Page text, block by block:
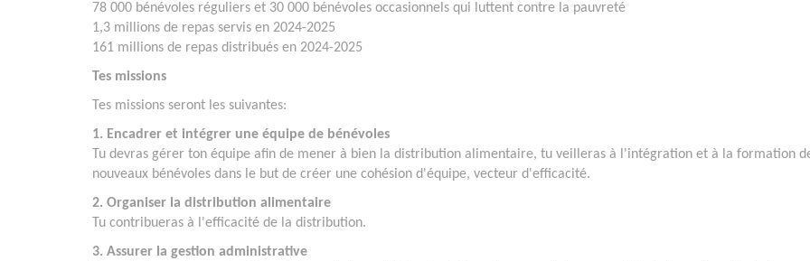
78 000 bénévoles réguliers et 30 000 bénévoles occasionnels qui luttent contre la pauvreté
1,3 millions de repas servis en 2024-2025
161 millions de repas distribués en 2024-2025
Tes missions
Tes missions seront les suivantes:
1. Encadrer et intégrer une équipe de bénévoles
Tu devras gérer ton équipe afin de mener à bien la distribution alimentaire, tu veilleras à l'intégration et à la formation
nouveaux bénévoles dans le but de créer une cohésion d'équipe, vecteur d'efficacité.
2. Organiser la distribution alimentaire
Tu contribueras à l'efficacité de la distribution.
3. Assurer la gestion administrative